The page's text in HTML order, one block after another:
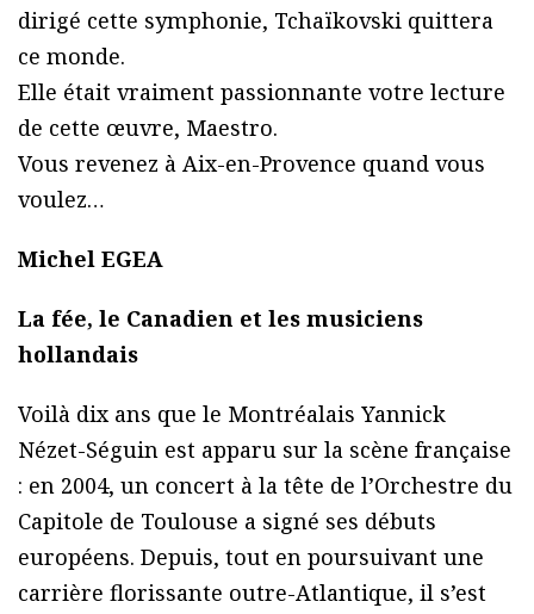
dirigé cette symphonie, Tchaïkovski quittera
ce monde.
Elle était vraiment passionnante votre lecture
de cette œuvre, Maestro.
Vous revenez à Aix-en-Provence quand vous
voulez…
Michel EGEA
La fée, le Canadien et les musiciens
hollandais
Voilà dix ans que le Montréalais Yannick
Nézet-Séguin est apparu sur la scène française
: en 2004, un concert à la tête de l’Orchestre du
Capitole de Toulouse a signé ses débuts
européens. Depuis, tout en poursuivant une
carrière florissante outre-Atlantique, il s’est